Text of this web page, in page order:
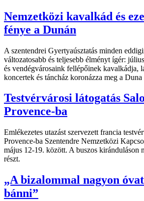
Nemzetközi kavalkád és
fénye a Dunán
A szentendrei Gyertyaúsztatás minden
változatosabb és teljesebb élményt ígér:
és vendégvárosaink fellépőinek kavalkádja,
koncertek és táncház koronázza meg a Duna
Testvérvárosi látogatás
Provence-ba
Emlékezetes utazást szervezett francia
Provence-ba Szentendre Nemzetközi
május 12-19. között. A buszos kiránduláson
részt.
„A bizalommal nagyon
bánni”